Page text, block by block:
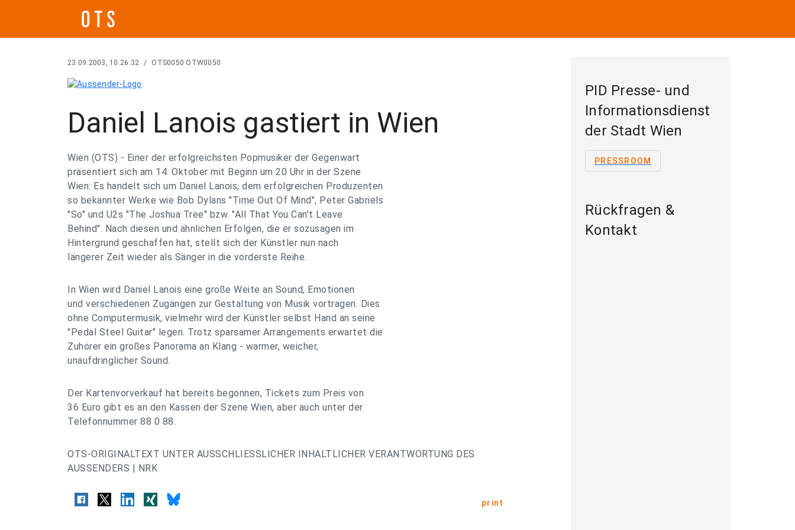
23.09.2003, 10:26:32 / OTS0050 OTW0050
Daniel Lanois gastiert in Wien
Wien (OTS) - Einer der erfolgreichsten Popmusiker der Gegenwart
präsentiert sich am 14. Oktober mit Beginn um 20 Uhr in der Szene
Wien: Es handelt sich um Daniel Lanois, dem erfolgreichen Produzenten
so bekannter Werke wie Bob Dylans "Time Out Of Mind", Peter Gabriels
"So" und U2s "The Joshua Tree" bzw. "All That You Can't Leave
Behind". Nach diesen und ähnlichen Erfolgen, die er sozusagen im
Hintergrund geschaffen hat, stellt sich der Künstler nun nach
längerer Zeit wieder als Sänger in die vorderste Reihe.
In Wien wird Daniel Lanois eine große Weite an Sound, Emotionen
und verschiedenen Zugängen zur Gestaltung von Musik vortragen. Dies
ohne Computermusik, vielmehr wird der Künstler selbst Hand an seine
"Pedal Steel Guitar" legen. Trotz sparsamer Arrangements erwartet die
Zuhörer ein großes Panorama an Klang - warmer, weicher,
unaufdringlicher Sound.
Der Kartenvorverkauf hat bereits begonnen, Tickets zum Preis von
36 Euro gibt es an den Kassen der Szene Wien, aber auch unter der
Telefonnummer 88 0 88.
OTS-ORIGINALTEXT UNTER AUSSCHLIESSLICHER INHALTLICHER VERANTWORTUNG DES
AUSSENDERS | NRK
print
PID Presse- und
Informationsdienst
der Stadt Wien
PRESSROOM
Rückfragen &
Kontakt